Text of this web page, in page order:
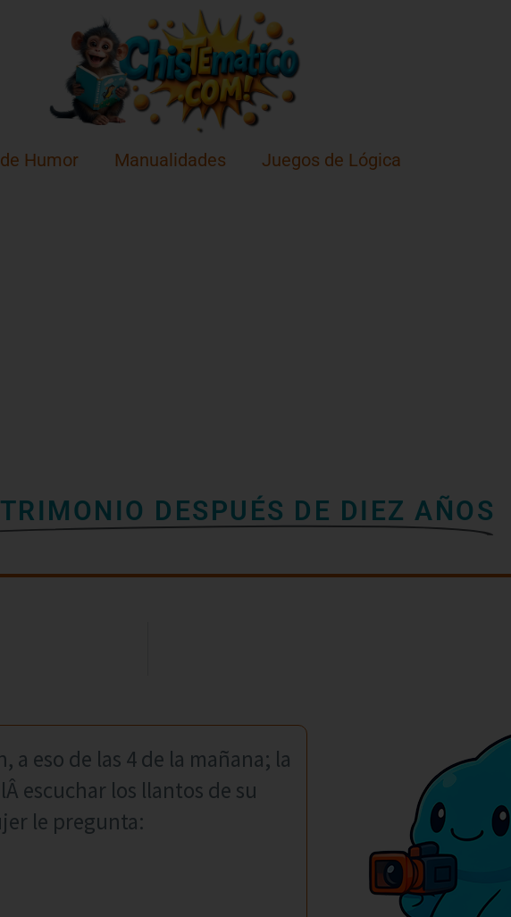
Humor Manualidades Juegos de Lógica
DESPUÉS DE DIEZ AÑOS
eso de las 4 de la mañana; la
escuchar los llantos de su
le pregunta: